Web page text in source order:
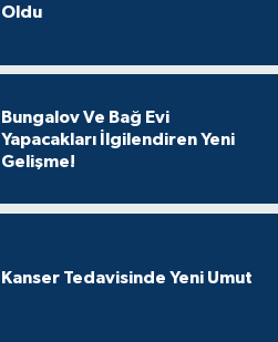
Oldu
Bungalov Ve Bağ Evi
Yapacakları İlgilendiren Yeni
Gelişme!
Kanser Tedavisinde Yeni Umut